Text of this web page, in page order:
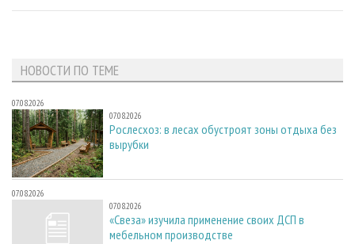
НОВОСТИ ПО ТЕМЕ
07.08.2026
07.08.2026
Рослесхоз: в лесах обустроят зоны отдыха без
вырубки
07.08.2026
07.08.2026
«Свеза» изучила применение своих ДСП в
мебельном производстве